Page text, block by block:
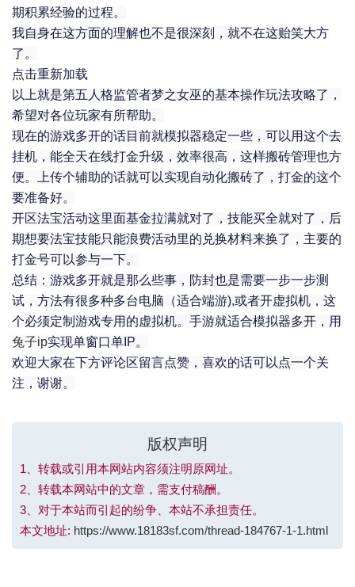
期积累经验的过程。
我自身在这方面的理解也不是很深刻，就不在这贻笑大方
了。
点击重新加载
以上就是第五人格监管者梦之女巫的基本操作玩法攻略了，
希望对各位玩家有所帮助。
现在的游戏多开的话目前就模拟器稳定一些，可以用这个去
挂机，能全天在线打金升级，效率很高，这样搬砖管理也方
便。上传个辅助的话就可以实现自动化搬砖了，打金的这个
要准备好。
开区法宝活动这里面基金拉满就对了，技能买全就对了，后
期想要法宝技能只能浪费活动里的兑换材料来换了，主要的
打金号可以参与一下。
总结：游戏多开就是那么些事，防封也是需要一步一步测
试，方法有很多种多台电脑（适合端游),或者开虚拟机，这
个必须定制游戏专用的虚拟机。手游就适合模拟器多开，用
兔子ip实现单窗口单IP。
欢迎大家在下方评论区留言点赞，喜欢的话可以点一个关
注，谢谢。
版权声明
1、转载或引用本网站内容须注明原网址。
2、转载本网站中的文章，需支付稿酬。
3、对于本站而引起的纷争、本站不承担责任。
本文地址: https://www.18183sf.com/thread-184767-1-1.html